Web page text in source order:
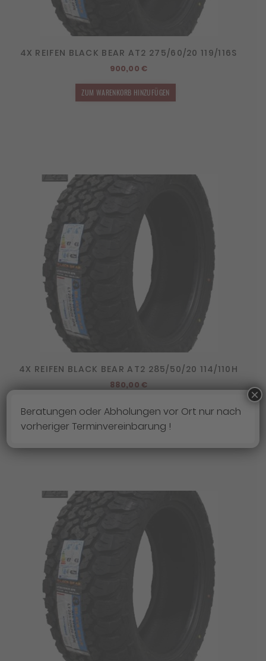
4X REIFEN BLACK BEAR AT2 275/60/20 119/116S
900,00 €
ZUM WARENKORB HINZUFÜGEN
4X REIFEN BLACK BEAR AT2 285/50/20 114/110H
880,00 €
Lieferzeit: 3 - 7 Werktage
MEHR ERFAHREN
Beratungen oder Abholungen vor Ort nur nach
vorheriger Terminvereinbarung !
×